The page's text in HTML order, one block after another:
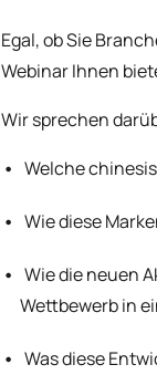
Egal, ob Sie
Webinar Ihnen
Wir sprechen
Welche
Wie diese
Wie die neuen
Wettbewerb in
Was diese